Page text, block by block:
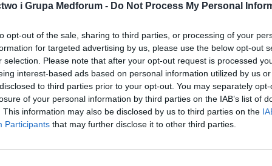
i Grupa Medforum - Do Not Process My Personal
opt-out of the sale, sharing to third parties, or processing of your
for targeted advertising by us, please use the below opt-out
selection. Please note that after your opt-out request is processed
interest-based ads based on personal information utilized by us
to third parties prior to your opt-out. You may separately
of your personal information by third parties on the IAB’s list of
This information may also be disclosed by us to third parties on the
Participants that may further disclose it to other third parties.
medialnym X
i Żołądka”
odbędzie się X Międzynarodowe Sympozjum
125-lecia Towarzystwa Chirurgów Polskich.
i żołądka w perspektywie najbliższych lat.
– Prezes Towarzystwa Chirurgów Polskich.